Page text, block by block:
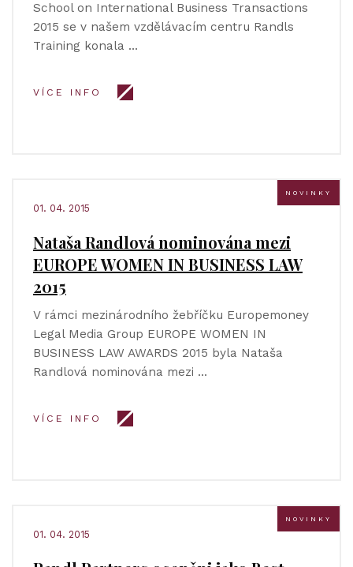
School on International Business Transactions
2015 se v našem vzdělávacím centru Randls
Training konala …
VÍCE INFO
NOVINKY
01. 04. 2015
Nataša Randlová nominována mezi
EUROPE WOMEN IN BUSINESS LAW
2015
V rámci mezinárodního žebříčku Europemoney
Legal Media Group EUROPE WOMEN IN
BUSINESS LAW AWARDS 2015 byla Nataša
Randlová nominována mezi …
VÍCE INFO
NOVINKY
01. 04. 2015